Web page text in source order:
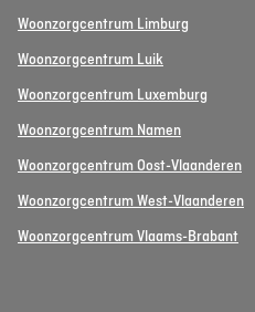
Woonzorgcentrum Limburg
Woonzorgcentrum Luik
Woonzorgcentrum Luxemburg
Woonzorgcentrum Namen
Woonzorgcentrum Oost-Vlaanderen
Woonzorgcentrum West-Vlaanderen
Woonzorgcentrum Vlaams-Brabant